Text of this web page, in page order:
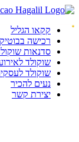
קקאו הגליל
רכישה בבוטיק
סדנאות שוקולד
שוקולד
שוקולד לעסקים
נעים להכיר
יצירת קשר